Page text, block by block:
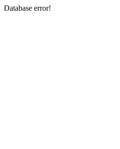
Database error!